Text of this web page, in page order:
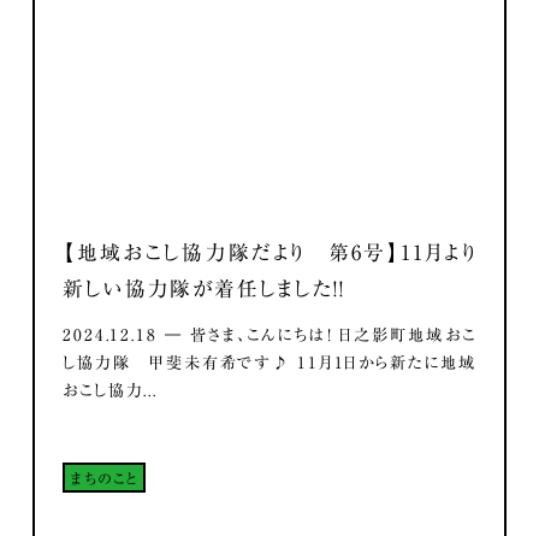
【地域おこし協力隊だより 第6号】11月より
新しい協力隊が着任しました！！
2024.12.18 ― 皆さま、こんにちは！ 日之影町地域おこ
し協力隊 甲斐未有希です♪ 11月1日から新たに地域
おこし協力...
まちのこと